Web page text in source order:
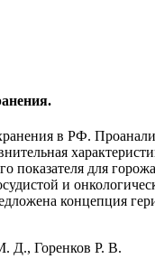
в РФ.
для
и
концепция
Д., Горенков Р. В.